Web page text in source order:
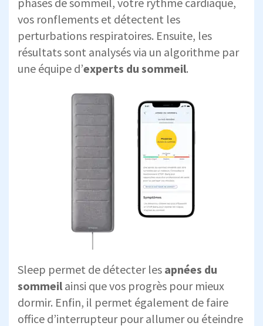
vos ronflements et détectent les
perturbations respiratoires. Ensuite, les
résultats sont analysés via un algorithme par
une équipe d’experts du sommeil.
Sleep permet de détecter les apnées du
sommeil ainsi que vos progrès pour mieux
dormir. Enfin, il permet également de faire
office d’interrupteur pour allumer ou éteindre